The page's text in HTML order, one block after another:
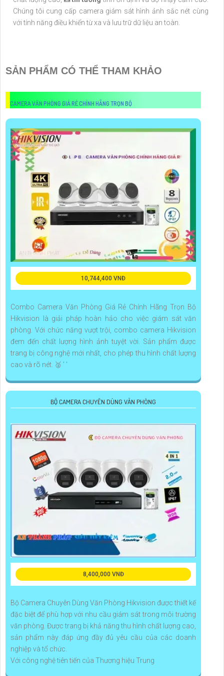
Chúng tôi cung cấp camera giám sát hình ảnh sắc nét cùng
với tính năng điều khiển từ xa và lưu trữ dữ liệu an toàn.
SẢN PHẨM CÓ THỂ THAM KHẢO
CAMERA VĂN PHÒNG GIÁ RẺ CHÍNH HÃNG TRỌN BỘ
10,744,400 VNĐ
Combo Camera Văn Phòng Giá Rẻ Chính Hãng Trọn Bộ
Hikvision là giải pháp hoàn hảo cho việc giám sát văn
phòng. Với chức năng vượt trội, combo camera Hikvision
đem đến chất lượng hình ảnh tuyệt vời. Sản phẩm được
trang bị công nghệ mới nhất, cho phép thu hình chất lượng
cao và rõ nét. 🥈️ ' '
BỘ CAMERA CHUYÊN DÙNG VĂN PHÒNG
8,400,000 VNĐ
Bộ Camera Chuyên Dùng Văn Phòng Hikvision được thiết kế
đặc biệt để phù hợp với nhu cầu giám sát trong môi trường
văn phòng. Được trang bị khả năng thu hình chất lượng cao,
sản phẩm này đáp ứng đầy đủ yêu cầu của các doanh
nghiệp và tổ chức.
Với công nghệ tiên tiến của Thương hiệu Trung